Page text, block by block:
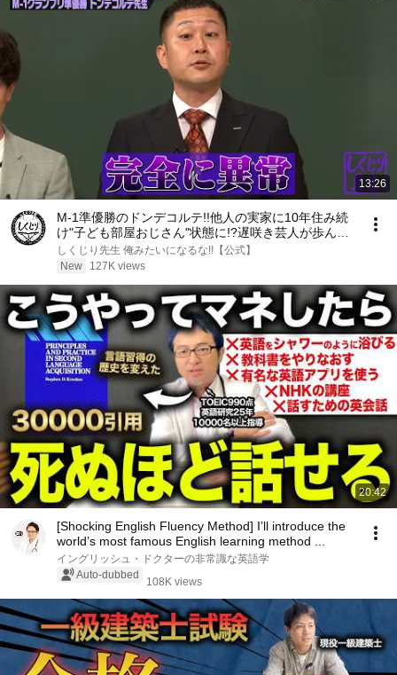
13:26
M-1準優勝のドンデコルテ!!他人の実家に10年住み続
け"子ども部屋おじさん"状態に!?遅咲き芸人が歩んだ
波乱の人生とは!?
しくじり先生 俺みたいになるな!!【公式】
New
127K views
20:42
[Shocking English Fluency Method] I’ll introduce the
world’s most famous English learning method ...
イングリッシュ・ドクターの非常識な英語学
Auto-dubbed
108K views